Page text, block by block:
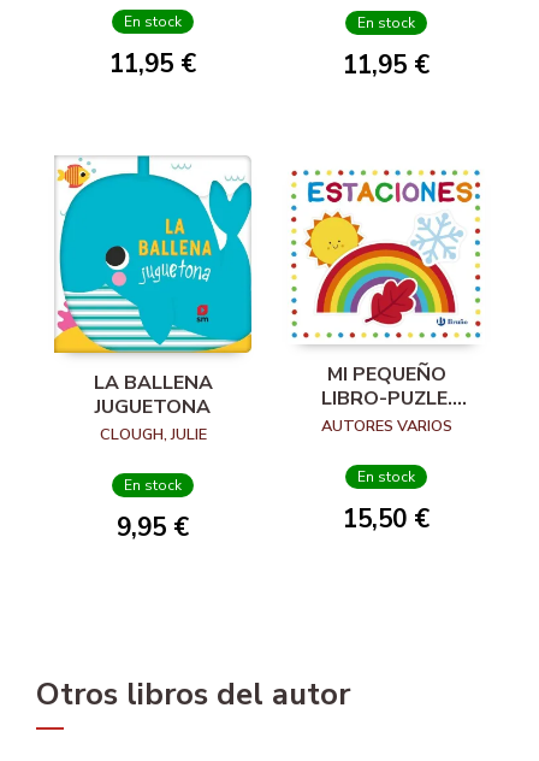
En stock
11,95 €
En stock
11,95 €
LA BALLENA
JUGUETONA
CLOUGH, JULIE
En stock
9,95 €
MI PEQUEÑO
LIBRO-PUZLE.
ESTACIONES
AUTORES VARIOS
En stock
15,50 €
Otros libros del autor